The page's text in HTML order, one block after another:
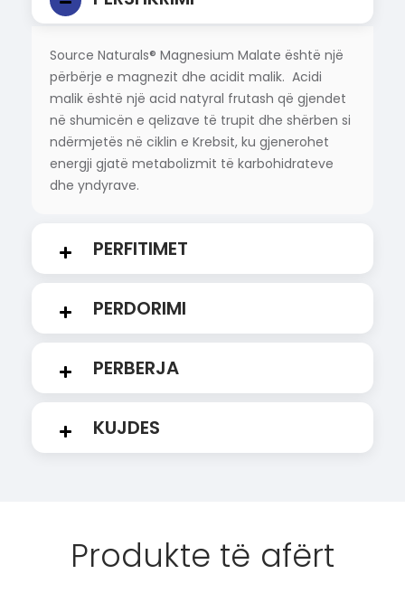
Source Naturals® Magnesium Malate është një
përbërje e magnezit dhe acidit malik. Acidi
malik është një acid natyral frutash që gjendet
në shumicën e qelizave të trupit dhe shërben si
ndërmjetës në ciklin e Krebsit, ku gjenerohet
energji gjatë metabolizmit të karbohidrateve
dhe yndyrave.
PERFITIMET
PERDORIMI
PERBERJA
KUJDES
Produkte të afërt